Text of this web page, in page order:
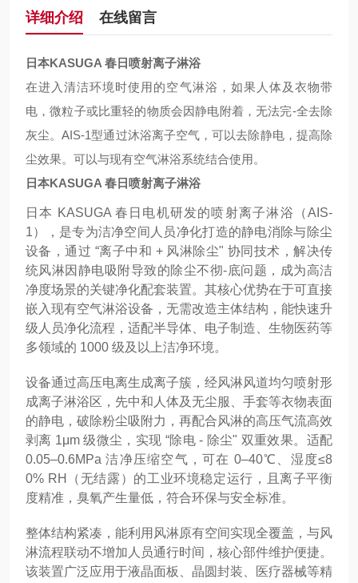
详细介绍 在线留言
日本KASUGA 春日喷射离子淋浴
在进入清洁环境时使用的空气淋浴，如果人体及衣物带
电，微粒子或比重轻的物质会因静电附着，无法完-全去除
灰尘。AIS-1型通过沐浴离子空气，可以去除静电，提高除
尘效果。可以与现有空气淋浴系统结合使用。
日本KASUGA 春日喷射离子淋浴
日本 KASUGA 春日电机研发的喷射离子淋浴（AIS-
1），是专为洁净空间人员净化打造的静电消除与除尘
设备，通过 “离子中和 + 风淋除尘" 协同技术，解决传
统风淋因静电吸附导致的除尘不彻-底问题，成为高洁
净度场景的关键净化配套装置。其核心优势在于可直接
嵌入现有空气淋浴设备，无需改造主体结构，能快速升
级人员净化流程，适配半导体、电子制造、生物医药等
多领域的 1000 级及以上洁净环境。
设备通过高压电离生成离子簇，经风淋风道均匀喷射形
成离子淋浴区，先中和人体及无尘服、手套等衣物表面
的静电，破除粉尘吸附力，再配合风淋的高压气流高效
剥离 1μm 级微尘，实现 “除电 - 除尘" 双重效果。适配
0.05–0.6MPa 洁净压缩空气，可在 0–40℃、湿度≤8
0% RH（无结露）的工业环境稳定运行，且离子平衡
度精准，臭氧产生量低，符合环保与安全标准。
整体结构紧凑，能利用风淋原有空间实现全覆盖，与风
淋流程联动不增加人员通行时间，核心部件维护便捷。
该装置广泛应用于液晶面板、晶圆封装、医疗器械等精